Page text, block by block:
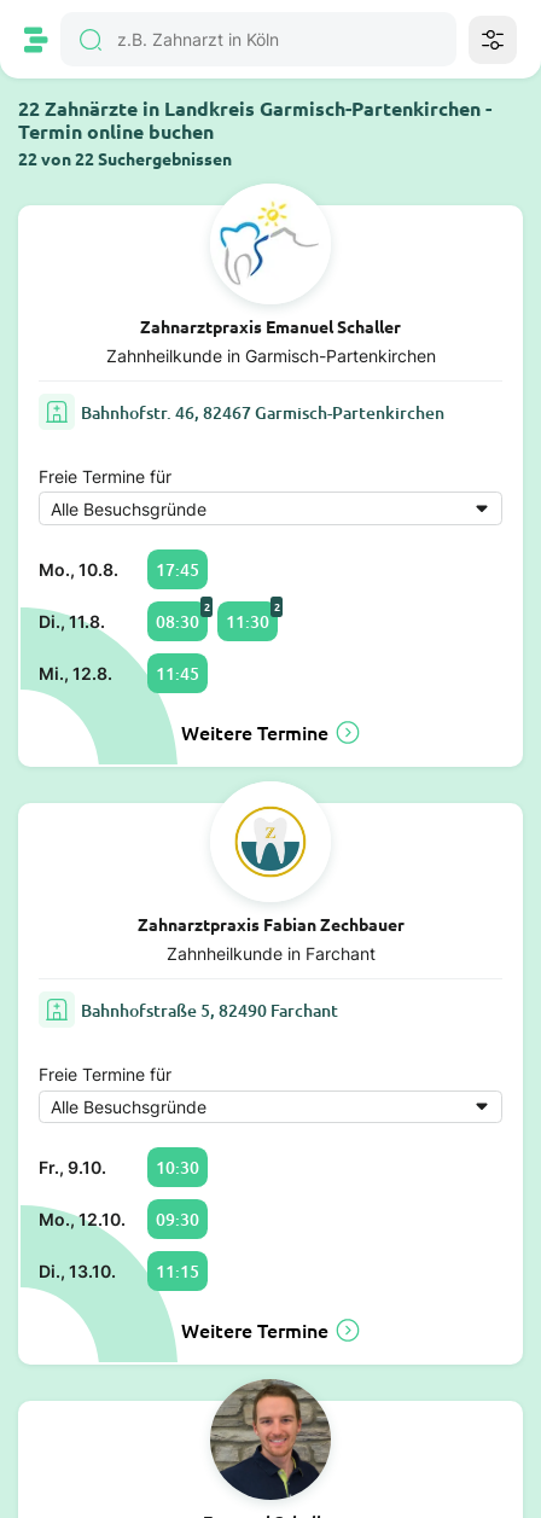
22 Zahnärzte in Landkreis Garmisch-Partenkirchen -
Termin online buchen
22 von 22 Suchergebnissen
Zahnarztpraxis Emanuel Schaller
Zahnheilkunde in Garmisch-Partenkirchen
Bahnhofstr. 46, 82467 Garmisch-Partenkirchen
Freie Termine für
Mo., 10.8. 17:45
Di., 11.8. 08:30
2
11:30
2
Mi., 12.8. 11:45
Weitere Termine
Zahnarztpraxis Fabian Zechbauer
Zahnheilkunde in Farchant
Bahnhofstraße 5, 82490 Farchant
Freie Termine für
Fr., 9.10. 10:30
Mo., 12.10. 09:30
Di., 13.10. 11:15
Weitere Termine